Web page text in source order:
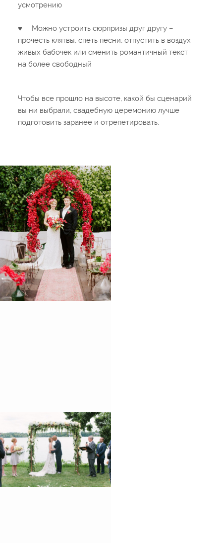
усмотрению
♥
Можно устроить сюрпризы друг другу –
прочесть клятвы, спеть песни, отпустить в воздух
живых бабочек или сменить романтичный текст
на более свободный
Чтобы все прошло на высоте, какой бы сценарий
вы ни выбрали, свадебную церемонию лучше
подготовить заранее и отрепетировать.